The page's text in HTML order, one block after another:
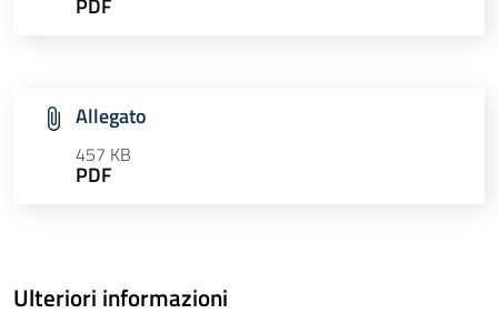
PDF
Allegato
457 KB
PDF
Ulteriori informazioni